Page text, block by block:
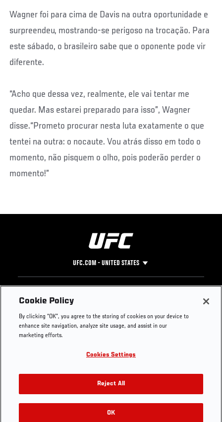
Wagner foi para cima de Davis na outra oportunidade e
surpreendeu, mostrando-se perigoso na trocação. Para
este sábado, o brasileiro sabe que o oponente pode vir
diferente.
“Acho que dessa vez, realmente, ele vai tentar me
quedar. Mas estarei preparado para isso”, Wagner
disse.“Prometo procurar nesta luta exatamente o que
tentei na outra: o nocaute. Vou atrás disso em todo o
momento, não pisquem o olho, pois poderão perder o
momento!”
UFC.COM - UNITED STATES
Footer
UFC
UFC Foundation
UFC Careers
Store
UFC Video
Instagram
YouTube
TikTok
Twitter
Press
Cookie Policy
By clicking “OK”, you agree to the storing of cookies on your device to
enhance site navigation, analyze site usage, and assist in our
marketing efforts.
Cookies Settings
Reject All
OK